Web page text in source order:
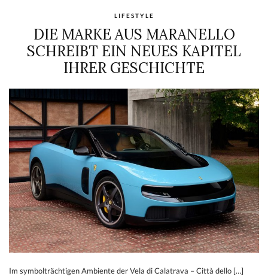
LIFESTYLE
DIE MARKE AUS MARANELLO
SCHREIBT EIN NEUES KAPITEL
IHRER GESCHICHTE
Im symbolträchtigen Ambiente der Vela di Calatrava – Città dello […]